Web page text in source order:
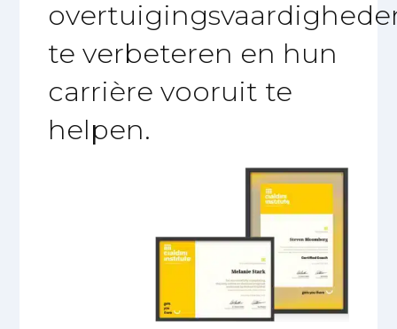
te verbeteren en hun
carrière vooruit te
helpen.